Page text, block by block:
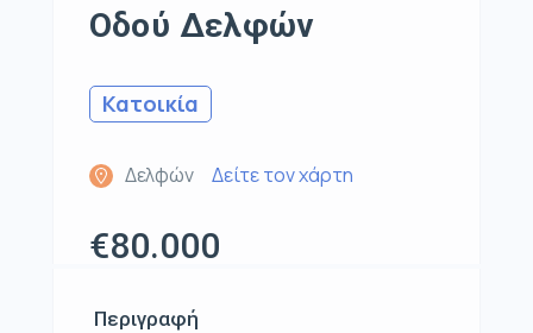
Οδού Δελφών
Κατοικία
Δελφών Δείτε τον χάρτη
€80.000
Περιγραφή